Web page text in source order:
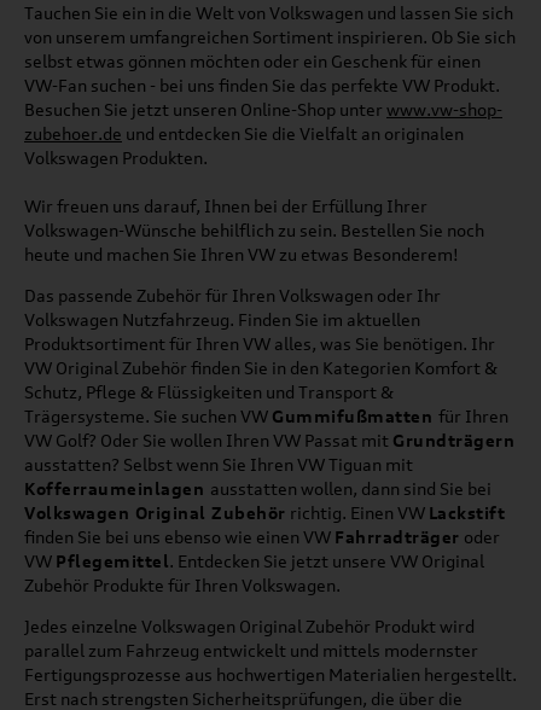
Tauchen Sie ein in die Welt von Volkswagen und lassen Sie sich
von unserem umfangreichen Sortiment inspirieren. Ob Sie sich
selbst etwas gönnen möchten oder ein Geschenk für einen
VW-Fan suchen - bei uns finden Sie das perfekte VW Produkt.
Besuchen Sie jetzt unseren Online-Shop unter www.vw-shop-
zubehoer.de und entdecken Sie die Vielfalt an originalen
Volkswagen Produkten.
Wir freuen uns darauf, Ihnen bei der Erfüllung Ihrer
Volkswagen-Wünsche behilflich zu sein. Bestellen Sie noch
heute und machen Sie Ihren VW zu etwas Besonderem!
Das passende Zubehör für Ihren Volkswagen oder Ihr
Volkswagen Nutzfahrzeug. Finden Sie im aktuellen
Produktsortiment für Ihren VW alles, was Sie benötigen. Ihr
VW Original Zubehör finden Sie in den Kategorien Komfort &
Schutz, Pflege & Flüssigkeiten und Transport &
Trägersysteme. Sie suchen VW Gummifußmatten für Ihren
VW Golf? Oder Sie wollen Ihren VW Passat mit Grundträgern
ausstatten? Selbst wenn Sie Ihren VW Tiguan mit
Kofferraumeinlagen ausstatten wollen, dann sind Sie bei
Volkswagen Original Zubehör richtig. Einen VW Lackstift
finden Sie bei uns ebenso wie einen VW Fahrradträger oder
VW Pflegemittel. Entdecken Sie jetzt unsere VW Original
Zubehör Produkte für Ihren Volkswagen.
Jedes einzelne Volkswagen Original Zubehör Produkt wird
parallel zum Fahrzeug entwickelt und mittels modernster
Fertigungsprozesse aus hochwertigen Materialien hergestellt.
Erst nach strengsten Sicherheitsprüfungen, die über die